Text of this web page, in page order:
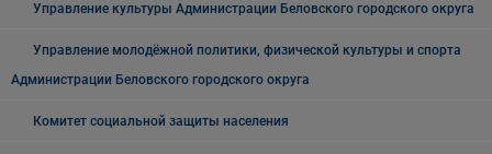
Управление культуры Администрации Беловского городского округа
Управление молодёжной политики, физической культуры и спорта
Администрации Беловского городского округа
Комитет социальной защиты населения